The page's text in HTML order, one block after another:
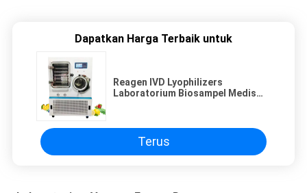
Dapatkan Harga Terbaik untuk
Reagen IVD Lyophilizers
Laboratorium Biosampel Medis
Terus